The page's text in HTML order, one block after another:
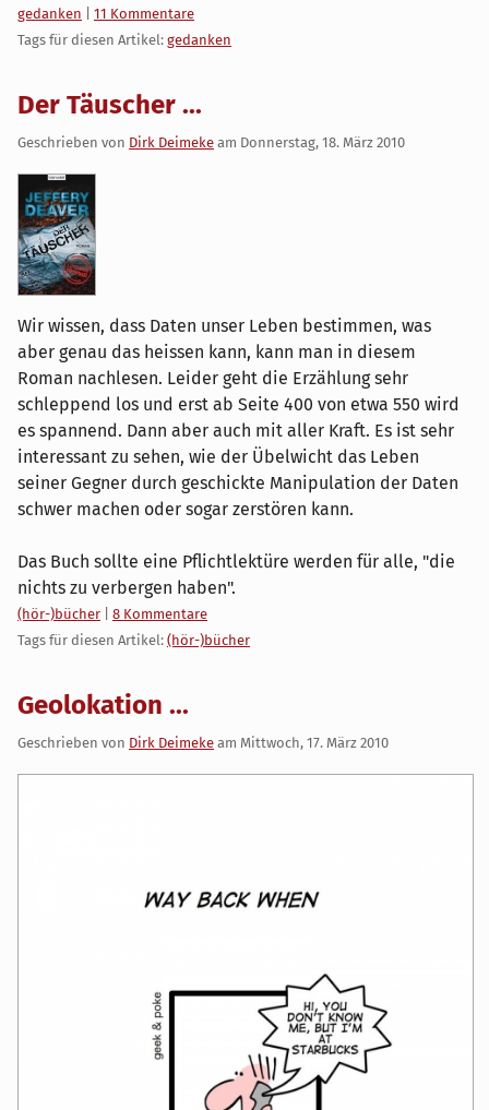
Kategorien:
gedanken
11 Kommentare
Tags für diesen Artikel: gedanken
Der Täuscher ...
Geschrieben von Dirk Deimeke am Donnerstag, 18. März 2010
Wir wissen, dass Daten unser Leben bestimmen, was
aber genau das heissen kann, kann man in diesem
Roman nachlesen. Leider geht die Erzählung sehr
schleppend los und erst ab Seite 400 von etwa 550 wird
es spannend. Dann aber auch mit aller Kraft. Es ist sehr
interessant zu sehen, wie der Übelwicht das Leben
seiner Gegner durch geschickte Manipulation der Daten
schwer machen oder sogar zerstören kann.
Das Buch sollte eine Pflichtlektüre werden für alle, "die
nichts zu verbergen haben".
Kategorien:
(hör-)bücher
8 Kommentare
Tags für diesen Artikel: (hör-)bücher
Geolokation ...
Geschrieben von Dirk Deimeke am Mittwoch, 17. März 2010